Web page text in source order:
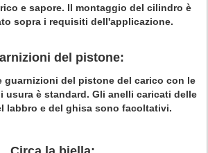
e sapore. Il montaggio del cilindro è
sopra i requisiti dell'applicazione.
del pistone:
guarnizioni del pistone del carico con le
usura è standard. Gli anelli caricati delle
labbro e del ghisa sono facoltativi.